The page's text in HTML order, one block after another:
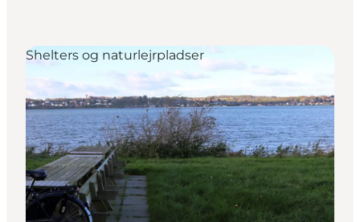
Shelters og naturlejrpladser